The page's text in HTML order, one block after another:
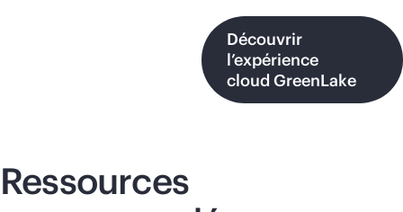
Découvrir
l’expérience
cloud GreenLake
Ressources